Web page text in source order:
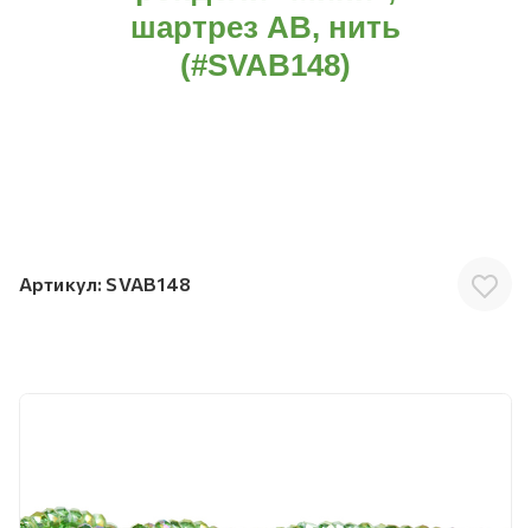
шартрез AB, нить
(#SVAB148)
Артикул: SVAB148